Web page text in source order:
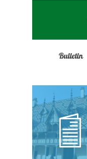
Bulletin